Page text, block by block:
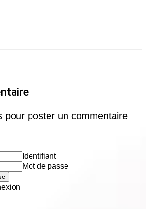
pour poster un commentaire
Identifiant
Mot de passe